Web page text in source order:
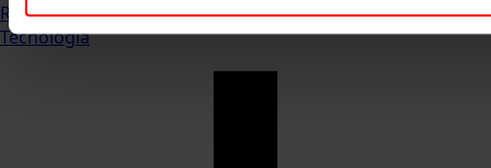
Recursos Humanos
Tecnología